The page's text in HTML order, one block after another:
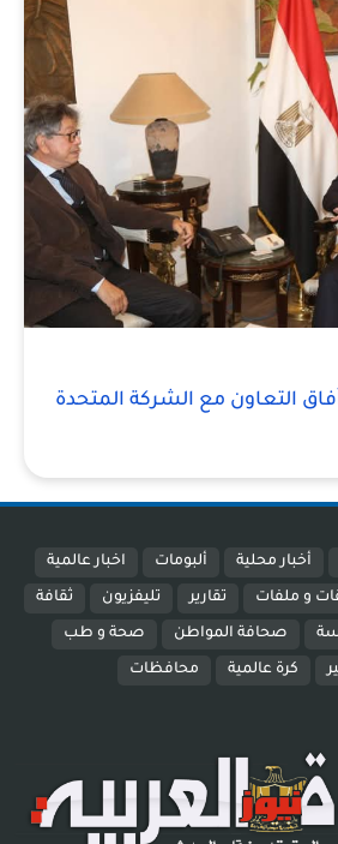
التعاون مع الشركة المتحدة
أخبار محلية ألبومات اخبار عالمية
و ملفات تقارير تليفزيون ثقافة
صحافة المواطن صحة و طب
كرة عالمية محافظات